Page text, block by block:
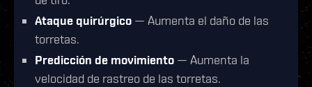
Ataque quirúrgico — Aumenta el daño de las
torretas.
Predicción de movimiento — Aumenta la
velocidad de rastreo de las torretas.